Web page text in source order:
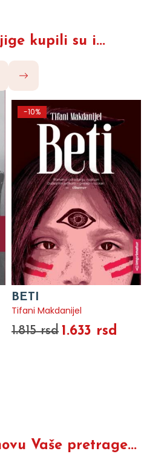
kupili su i...
-10%
BETI
Tifani Makdanijel
1.815 rsd 1.633 rsd
Vaše pretrage...